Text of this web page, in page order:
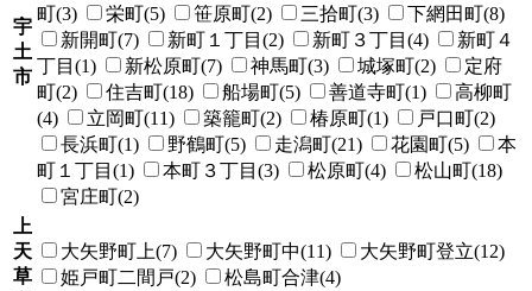
宇
土
市
町(3)
栄町(5) 笹原町(2) 三拾町(3)
下網田町(8)
新開町(7)
新町１丁目(2) 新町３丁目(4)
新町４
丁目(1)
新松原町(7) 神馬町(3) 城塚町(2)
定府
町(2)
住吉町(18) 船場町(5) 善道寺町(1)
高柳町
(4)
立岡町(11) 築籠町(2) 椿原町(1)
戸口町(2)
長浜町(1)
野鶴町(5) 走潟町(21) 花園町(5)
本
町１丁目(1)
本町３丁目(3) 松原町(4)
松山町(18)
宮庄町(2)
上
天
草
大矢野町上(7) 大矢野町中(11)
大矢野町登立(12)
姫戸町二間戸(2)
松島町合津(4)